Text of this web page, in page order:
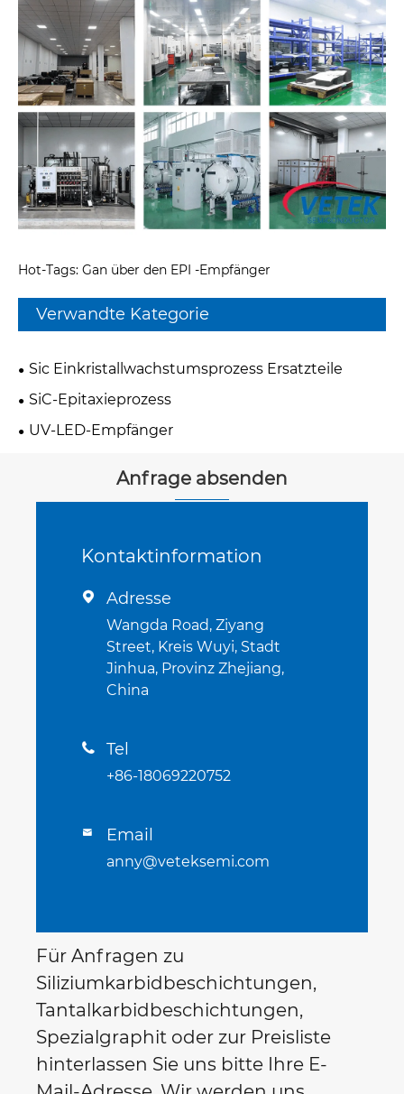
Hot-Tags: Gan über den EPI -Empfänger
Verwandte Kategorie
Sic Einkristallwachstumsprozess Ersatzteile
SiC-Epitaxieprozess
UV-LED-Empfänger
Anfrage absenden
Kontaktinformation
 Adresse
Wangda Road, Ziyang
Street, Kreis Wuyi, Stadt
Jinhua, Provinz Zhejiang,
China
 Tel
+86-18069220752
 Email
anny@veteksemi.com
Für Anfragen zu
Siliziumkarbidbeschichtungen,
Tantalkarbidbeschichtungen,
Spezialgraphit oder zur Preisliste
hinterlassen Sie uns bitte Ihre E-